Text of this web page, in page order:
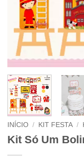
INÍCIO / KIT FESTA /
Kit Só Um